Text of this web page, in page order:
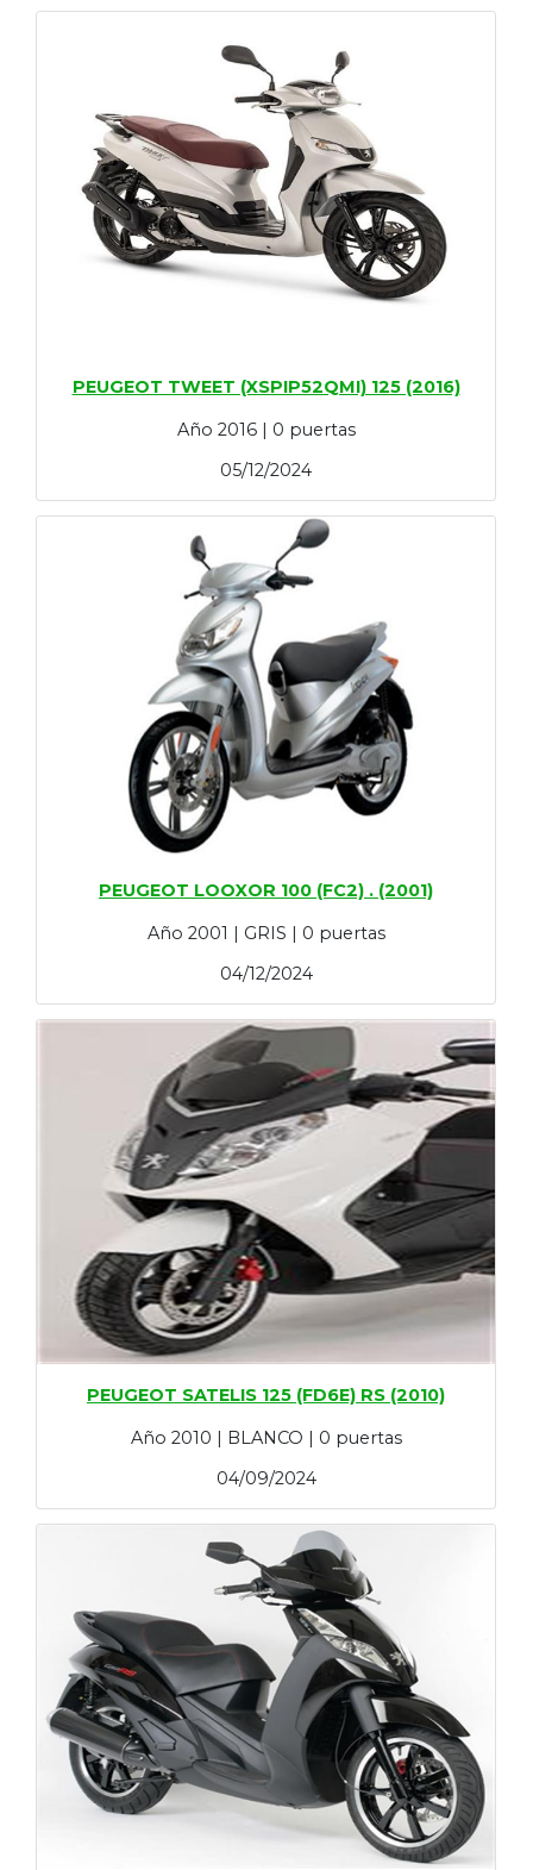
PEUGEOT TWEET (XSPIP52QMI) 125 (2016)
Año 2016 | 0 puertas
05/12/2024
PEUGEOT LOOXOR 100 (FC2) . (2001)
Año 2001 | GRIS | 0 puertas
04/12/2024
PEUGEOT SATELIS 125 (FD6E) RS (2010)
Año 2010 | BLANCO | 0 puertas
04/09/2024